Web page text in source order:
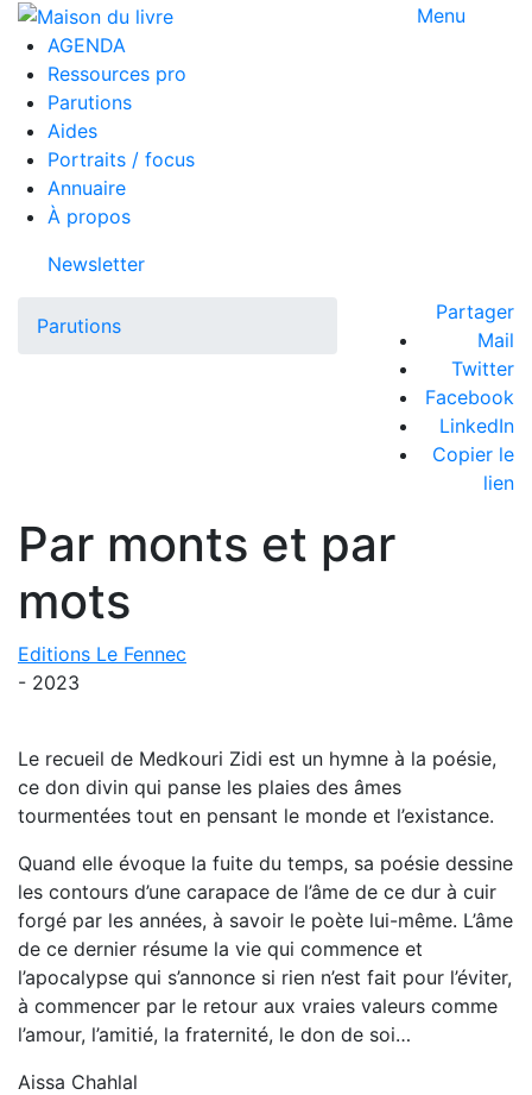
Menu
AGENDA
Ressources pro
Parutions
Aides
Portraits / focus
Annuaire
À propos
Newsletter
Parutions
Partager
Mail
Twitter
Facebook
LinkedIn
Copier le
lien
Par monts et par
mots
Editions Le Fennec
- 2023
Le recueil de Medkouri Zidi est un hymne à la poésie,
ce don divin qui panse les plaies des âmes
tourmentées tout en pensant le monde et l’existance.
Quand elle évoque la fuite du temps, sa poésie dessine
les contours d’une carapace de l’âme de ce dur à cuir
forgé par les années, à savoir le poète lui-même. L’âme
de ce dernier résume la vie qui commence et
l’apocalypse qui s’annonce si rien n’est fait pour l’éviter,
à commencer par le retour aux vraies valeurs comme
l’amour, l’amitié, la fraternité, le don de soi…
Aissa Chahlal